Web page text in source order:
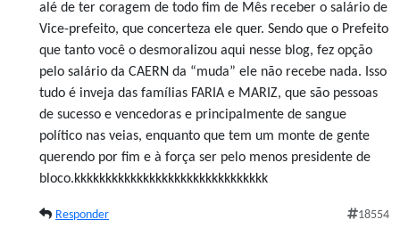
alé de ter coragem de todo fim de Mês receber o salário de
Vice-prefeito, que concerteza ele quer. Sendo que o Prefeito
que tanto você o desmoralizou aqui nesse blog, fez opção
pelo salário da CAERN da “muda” ele não recebe nada. Isso
tudo é inveja das famílias FARIA e MARIZ, que são pessoas
de sucesso e vencedoras e principalmente de sangue
político nas veias, enquanto que tem um monte de gente
querendo por fim e à força ser pelo menos presidente de
bloco.kkkkkkkkkkkkkkkkkkkkkkkkkkkkkkk
Responder 18554